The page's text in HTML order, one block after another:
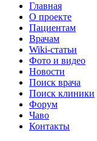
Главная
О проекте
Пациентам
Врачам
Wiki-статьи
Фото и видео
Новости
Поиск врача
Поиск клиники
Форум
Чаво
Контакты